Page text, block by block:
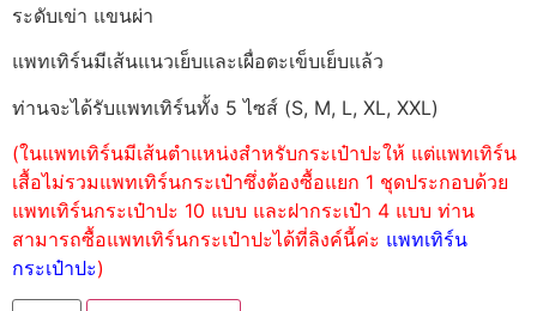
ระดับเข่า แขนผ่า
แพทเทิร์นมีเส้นแนวเย็บและเผื่อตะเข็บเย็บแล้ว
ท่านจะได้รับแพทเทิร์นทั้ง 5 ไซส์ (S, M, L, XL, XXL)
(ในแพทเทิร์นมีเส้นตำแหน่งสำหรับกระเป๋าปะให้ แต่แพทเทิร์น
เสื้อไม่รวมแพทเทิร์นกระเป๋าซึ่งต้องซื้อแยก 1 ชุดประกอบด้วย
แพทเทิร์นกระเป๋าปะ 10 แบบ และฝากระเป๋า 4 แบบ ท่าน
สามารถซื้อแพทเทิร์นกระเป๋าปะได้ที่ลิงค์นี้ค่ะ แพทเทิร์น
กระเป๋าปะ)